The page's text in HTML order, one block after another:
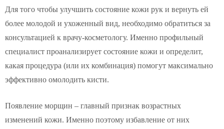
Для того чтобы улучшить состояние кожи рук и вернуть ей
более молодой и ухоженный вид, необходимо обратиться за
консультацией к врачу-косметологу. Именно профильный
специалист проанализирует состояние кожи и определит,
какая процедура (или их комбинация) помогут максимально
эффективно омолодить кисти.
Появление морщин – главный признак возрастных
изменений кожи. Именно поэтому избавление от них